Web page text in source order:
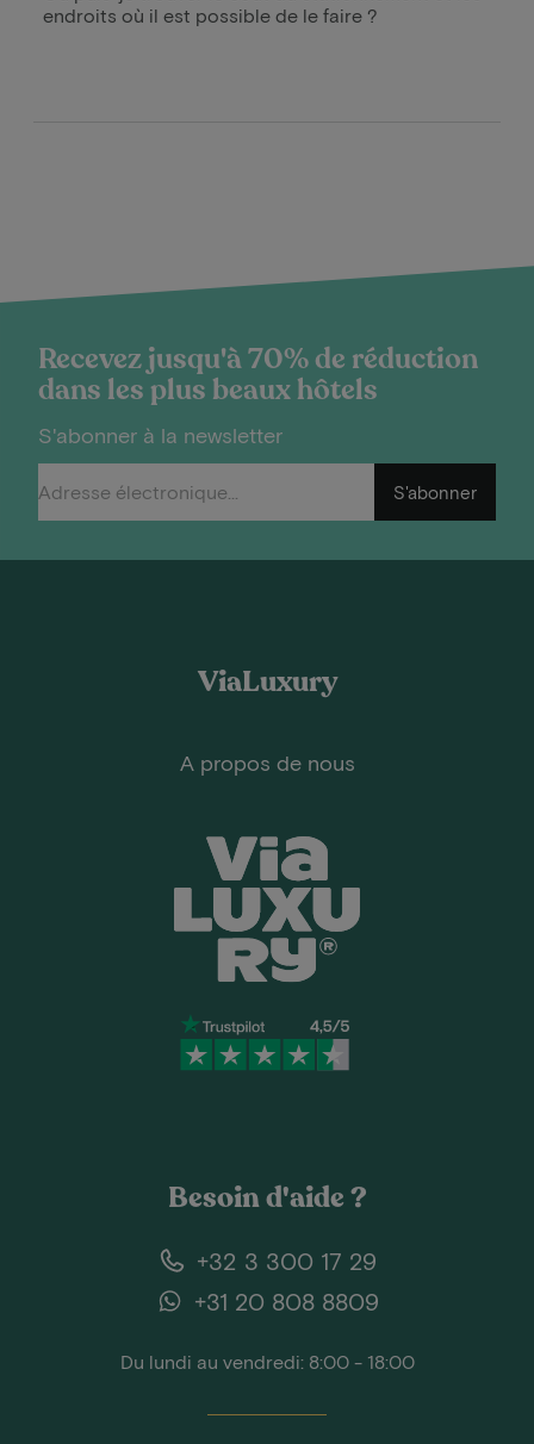
endroits où il est possible de le faire ?
Recevez jusqu'à 70% de réduction
dans les plus beaux hôtels
S'abonner à la newsletter
S'abonner
ViaLuxury
A propos de nous
Besoin d'aide ?
+32 3 300 17 29
+31 20 808 8809
Du lundi au vendredi: 8:00 - 18:00